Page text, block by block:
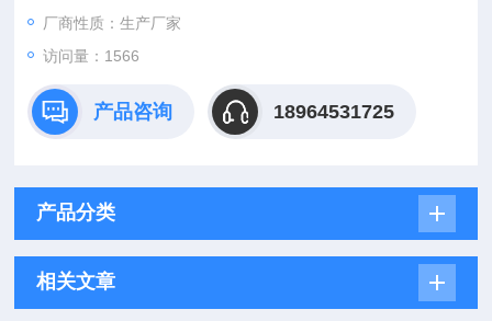
厂商性质：生产厂家
访问量：1566
产品咨询 18964531725
产品分类
相关文章